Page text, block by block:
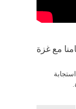
مع غزة